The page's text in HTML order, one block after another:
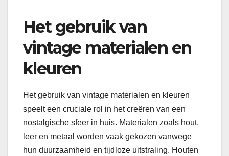
Het gebruik van
vintage materialen en
kleuren
Het gebruik van vintage materialen en kleuren
speelt een cruciale rol in het creëren van een
nostalgische sfeer in huis. Materialen zoals hout,
leer en metaal worden vaak gekozen vanwege
hun duurzaamheid en tijdloze uitstraling. Houten